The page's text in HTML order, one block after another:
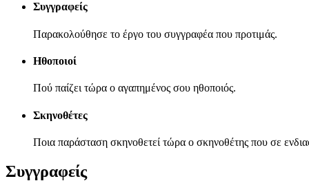
Συγγραφείς
Παρακολούθησε το έργο του συγγραφέα που προτιμάς.
Ηθοποιοί
Πού παίζει τώρα ο αγαπημένος σου ηθοποιός.
Σκηνοθέτες
Ποια παράσταση σκηνοθετεί τώρα ο σκηνοθέτης που σε
Συγγραφείς